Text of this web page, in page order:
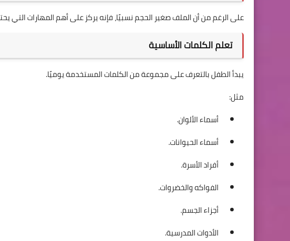
على الرغم من أن الملف صغير الحجم نسبيًا، فإنه يركز على أهم المهارات التي
تعلم الكلمات الأساسية
يبدأ الطفل بالتعرف على مجموعة من الكلمات المستخدمة يوميًا.
مثل:
أسماء الألوان.
أسماء الحيوانات.
أفراد الأسرة.
الفواكه والخضروات.
أجزاء الجسم.
الأدوات المدرسية.